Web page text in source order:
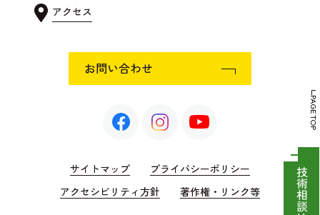
アクセス
お問い合わせ
サイトマップ
プライバシーポリシー
アクセシビリティ方針
著作権・リンク等
PAGE TOP